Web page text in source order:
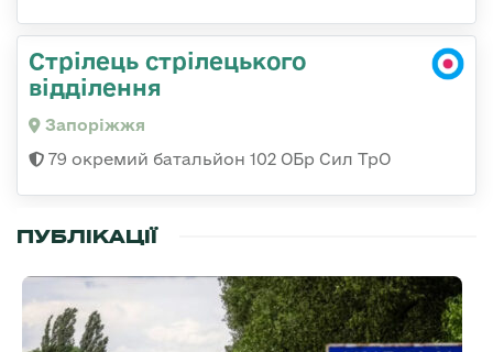
Стрілець стрілецького
відділення
Запоріжжя
79 окремий батальйон 102 ОБр Сил ТрО
ПУБЛІКАЦІЇ